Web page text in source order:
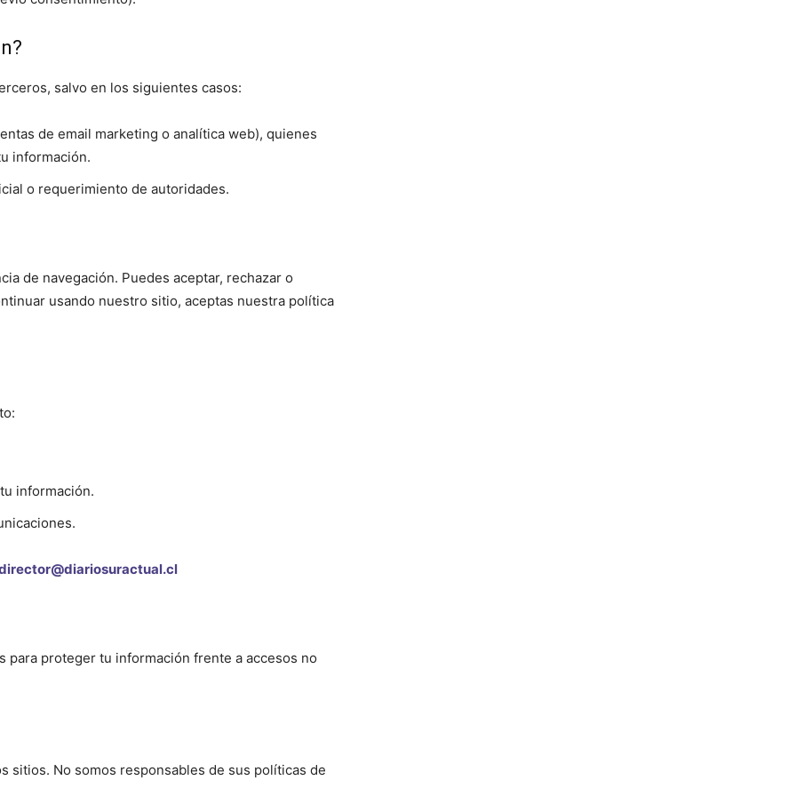
salvo en los siguientes casos:
de email marketing o analítica web), quienes
información.
o requerimiento de autoridades.
de navegación. Puedes aceptar, rechazar o
usando nuestro sitio, aceptas nuestra política
información.
para proteger tu información frente a accesos no
sitios. No somos responsables de sus políticas de